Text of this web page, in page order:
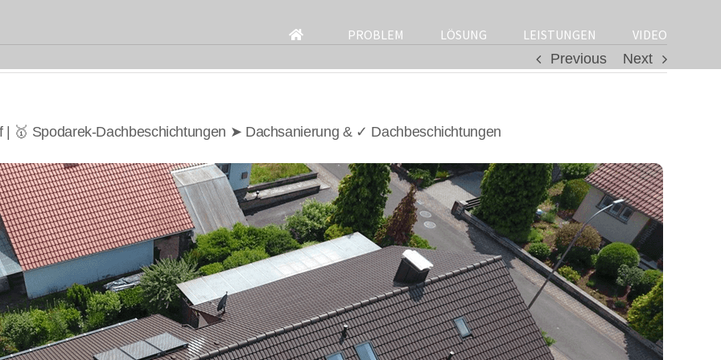
for:
PROBLEM LÖSUNG LEISTUNGEN
VIDEO
Previous
Next
| 🥇 Spodarek-Dachbeschichtungen ➤ Dachsanierung & ✓ Dachbeschichtungen